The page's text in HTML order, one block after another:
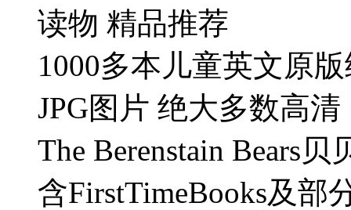
读物 精品推荐
1000多本儿童英文原
JPG图片 绝大多数高清
The Berenstain Bears
含FirstTimeBooks及部